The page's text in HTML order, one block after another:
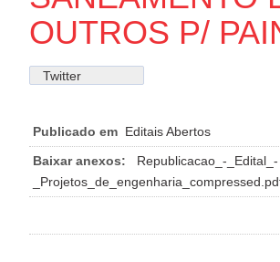
OUTROS P/
Twitter
Publicado em Editais Abertos
Baixar anexos:
Republicacao_-_Edital_-